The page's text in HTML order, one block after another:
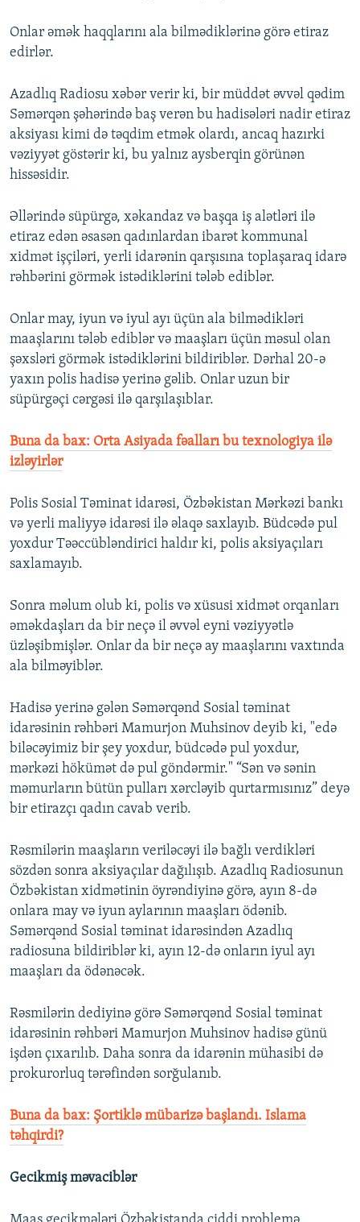
Onlar əmək haqqlarını ala bilmədiklərinə görə etiraz
edirlər.
Azadlıq Radiosu xəbər verir ki, bir müddət əvvəl qədim
Səmərqən şəhərində baş verən bu hadisələri nadir etiraz
aksiyası kimi də təqdim etmək olardı, ancaq hazırki
vəziyyət göstərir ki, bu yalnız aysberqin görünən
hissəsidir.
Əllərində süpürgə, xəkandaz və başqa iş alətləri ilə
etiraz edən əsasən qadınlardan ibarət kommunal
xidmət işçiləri, yerli idarənin qarşısına toplaşaraq idarə
rəhbərini görmək istədiklərini tələb ediblər.
Onlar may, iyun və iyul ayı üçün ala bilmədikləri
maaşlarını tələb ediblər və maaşları üçün məsul olan
şəxsləri görmək istədiklərini bildiriblər. Dərhal 20-ə
yaxın polis hadisə yerinə gəlib. Onlar uzun bir
süpürgəçi cərgəsi ilə qarşılaşıblar.
Buna da bax: Orta Asiyada fəalları bu texnologiya ilə
izləyirlər
Polis Sosial Təminat idarəsi, Özbəkistan Mərkəzi bankı
və yerli maliyyə idarəsi ilə əlaqə saxlayıb. Büdcədə pul
yoxdur Təəccübləndirici haldır ki, polis aksiyaçıları
saxlamayıb.
Sonra məlum olub ki, polis və xüsusi xidmət orqanları
əməkdaşları da bir neçə il əvvəl eyni vəziyyətlə
üzləşibmişlər. Onlar da bir neçə ay maaşlarını vaxtında
ala bilməyiblər.
Hadisə yerinə gələn Səmərqənd Sosial təminat
idarəsinin rəhbəri Mamurjon Muhsinov deyib ki, "edə
biləcəyimiz bir şey yoxdur, büdcədə pul yoxdur,
mərkəzi hökümət də pul göndərmir." “Sən və sənin
məmurların bütün pulları xərcləyib qurtarmısınız” deyə
bir etirazçı qadın cavab verib.
Rəsmilərin maaşların veriləcəyi ilə bağlı verdikləri
sözdən sonra aksiyaçılar dağılışıb. Azadlıq Radiosunun
Özbəkistan xidmətinin öyrəndiyinə görə, ayın 8-də
onlara may və iyun aylarının maaşları ödənib.
Səmərqənd Sosial təminat idarəsindən Azadlıq
radiosuna bildiriblər ki, ayın 12-də onların iyul ayı
maaşları da ödənəcək.
Rəsmilərin dediyinə görə Səmərqənd Sosial təminat
idarəsinin rəhbəri Mamurjon Muhsinov hadisə günü
işdən çıxarılıb. Daha sonra da idarənin mühasibi də
prokurorluq tərəfindən sorğulanıb.
Buna da bax: Şortiklə mübarizə başlandı. Islama
təhqirdi?
Gecikmiş məvaciblər